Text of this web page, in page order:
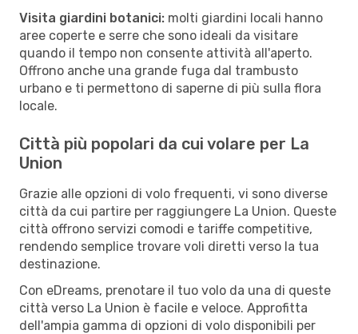
Visita giardini botanici: molti giardini locali hanno
aree coperte e serre che sono ideali da visitare
quando il tempo non consente attività all'aperto.
Offrono anche una grande fuga dal trambusto
urbano e ti permettono di saperne di più sulla flora
locale.
Città più popolari da cui volare per La
Union
Grazie alle opzioni di volo frequenti, vi sono diverse
città da cui partire per raggiungere La Union. Queste
città offrono servizi comodi e tariffe competitive,
rendendo semplice trovare voli diretti verso la tua
destinazione.
Con eDreams, prenotare il tuo volo da una di queste
città verso La Union è facile e veloce. Approfitta
dell'ampia gamma di opzioni di volo disponibili per